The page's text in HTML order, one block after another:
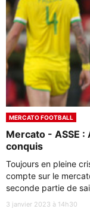
MERCATO FOOTBALL
Mercato - ASSE
conquis
Toujours en pleine
compte sur le
seconde partie de
3 janvier 2023 à 14h30